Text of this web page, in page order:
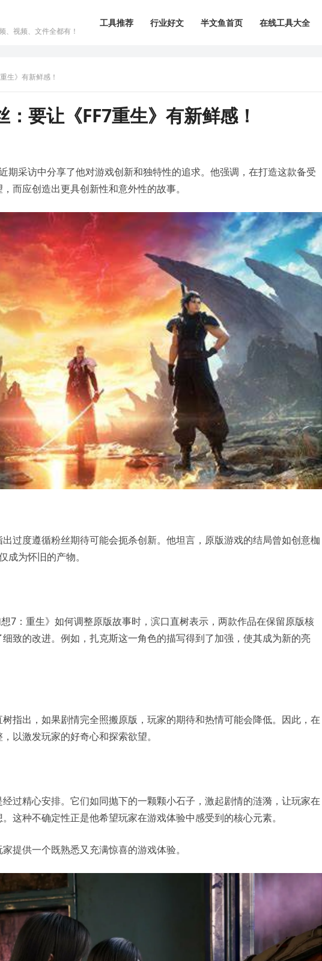
、视频、文件全都有！
工具推荐 行业好文 半文鱼首页 在线工具大全
生》有新鲜感！
要让《FF7重生》有新鲜感！
期采访中分享了他对游戏创新和独特性的追求。他强调，在打造这款备受
而应创造出更具创新性和意外性的故事。
过度遵循粉丝期待可能会扼杀创新。他坦言，原版游戏的结局曾如创意枷
为怀旧的产物。
7：重生》如何调整原版故事时，滨口直树表示，两款作品在保留原版核
致的改进。例如，扎克斯这一角色的描写得到了加强，使其成为新的亮
指出，如果剧情完全照搬原版，玩家的期待和热情可能会降低。因此，在
以激发玩家的好奇心和探索欲望。
过精心安排。它们如同抛下的一颗颗小石子，激起剧情的涟漪，让玩家在
这种不确定性正是他希望玩家在游戏体验中感受到的核心元素。
提供一个既熟悉又充满惊喜的游戏体验。